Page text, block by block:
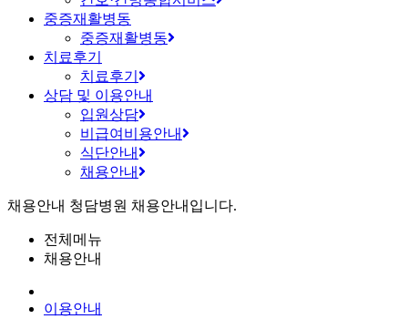
중증재활병동
중증재활병동
치료후기
치료후기
상담 및 이용안내
입원상담
비급여비용안내
식단안내
채용안내
채용안내 청담병원 채용안내입니다.
전체메뉴
채용안내
이용안내